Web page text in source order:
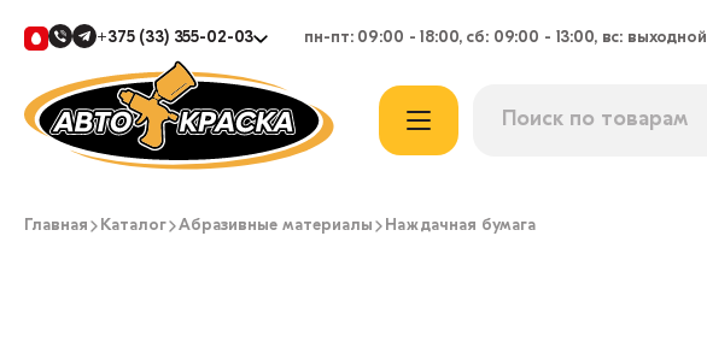
+375 (33) 355-02-03 пн-пт: 09:00 - 18:00, сб: 09:00 - 13:00, вс: выходной
Главная Каталог Абразивные материалы Наждачная бумага